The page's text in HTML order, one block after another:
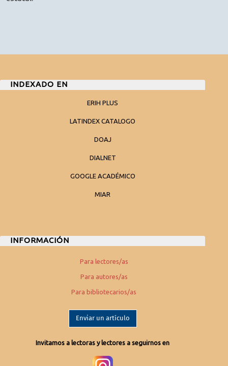
INDEXADO EN
ERIH PLUS
LATINDEX CATALOGO
DOAJ
DIALNET
GOOGLE ACADÉMICO
MIAR
INFORMACIÓN
Para lectores/as
Para autores/as
Para bibliotecarios/as
Enviar un artículo
Invitamos a lectoras y lectores a seguirnos en